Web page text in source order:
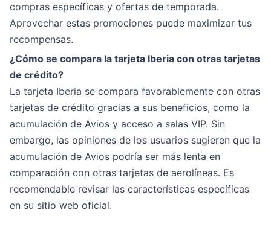
compras específicas y ofertas de temporada.
Aprovechar estas promociones puede maximizar tus
recompensas.
¿Cómo se compara la tarjeta Iberia con otras tarjetas
de crédito?
La tarjeta Iberia se compara favorablemente con otras
tarjetas de crédito gracias a sus beneficios, como la
acumulación de Avios y acceso a salas VIP. Sin
embargo, las opiniones de los usuarios sugieren que la
acumulación de Avios podría ser más lenta en
comparación con otras tarjetas de aerolíneas. Es
recomendable revisar las características específicas
en su sitio web oficial.